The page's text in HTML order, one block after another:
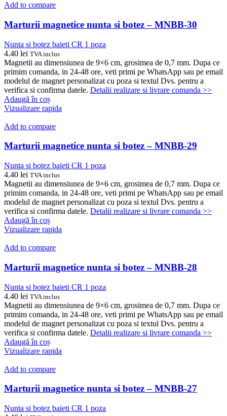
Add to compare
Marturii magnetice nunta si botez – MNBB-30
Nunta si botez baieti CR 1 poza
4.40 lei TVA inclus
Magnetii au dimensiunea de 9×6 cm, grosimea de 0,7 mm. Dupa ce
primim comanda, in 24-48 ore, veti primi pe WhatsApp sau pe email
modelul de magnet personalizat cu poza si textul Dvs. pentru a
verifica si confirma datele. Detalii realizare si livrare comanda >>
Adaugă în coș
Vizualizare rapida
Add to compare
Marturii magnetice nunta si botez – MNBB-29
Nunta si botez baieti CR 1 poza
4.40 lei TVA inclus
Magnetii au dimensiunea de 9×6 cm, grosimea de 0,7 mm. Dupa ce
primim comanda, in 24-48 ore, veti primi pe WhatsApp sau pe email
modelul de magnet personalizat cu poza si textul Dvs. pentru a
verifica si confirma datele. Detalii realizare si livrare comanda >>
Adaugă în coș
Vizualizare rapida
Add to compare
Marturii magnetice nunta si botez – MNBB-28
Nunta si botez baieti CR 1 poza
4.40 lei TVA inclus
Magnetii au dimensiunea de 9×6 cm, grosimea de 0,7 mm. Dupa ce
primim comanda, in 24-48 ore, veti primi pe WhatsApp sau pe email
modelul de magnet personalizat cu poza si textul Dvs. pentru a
verifica si confirma datele. Detalii realizare si livrare comanda >>
Adaugă în coș
Vizualizare rapida
Add to compare
Marturii magnetice nunta si botez – MNBB-27
Nunta si botez baieti CR 1 poza